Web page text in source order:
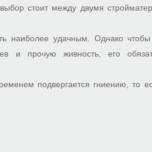
стоит между двумя
наиболее удачным. Однако
и прочую живность, его
подвергается гниению, то